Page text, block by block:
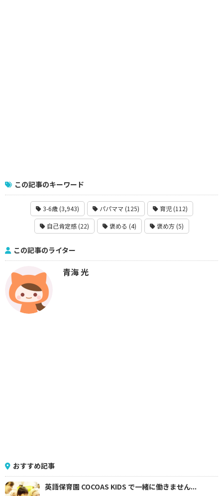
この記事のキーワード
3-6歳 (3,943) パパママ (125) 育児 (112)
自己肯定感 (22) 褒める (4) 褒め方 (5)
この記事のライター
青海 光
おすすめ記事
英語保育園 COCOAS KIDS で一緒に働きません...